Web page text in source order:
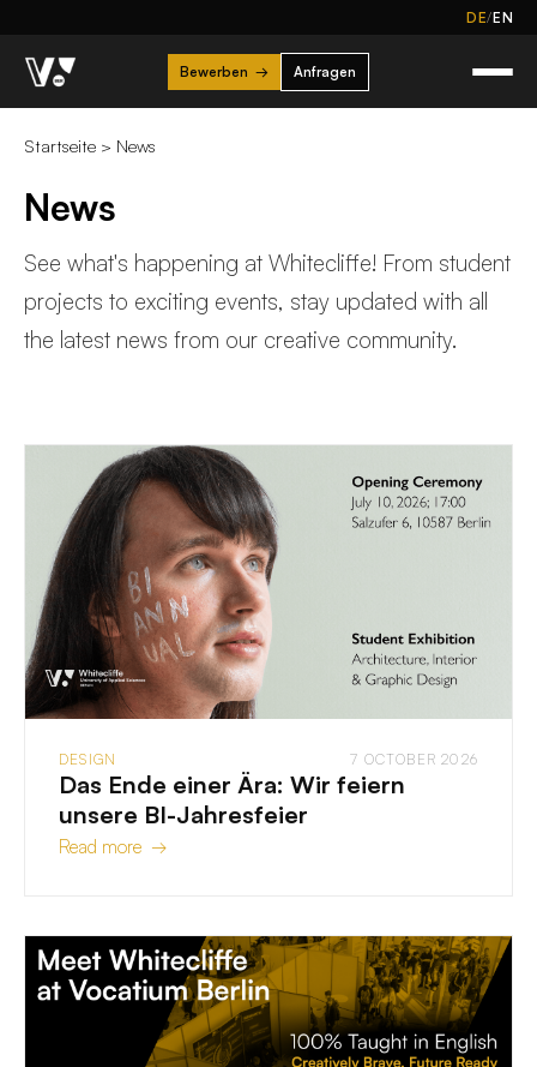
DE/EN
Bewerben → Anfragen
Startseite > News
News
See what's happening at Whitecliffe! From student
projects to exciting events, stay updated with all
the latest news from our creative community.
DESIGN 7 OCTOBER 2026
Das Ende einer Ära: Wir feiern
unsere BI-Jahresfeier
Read more →